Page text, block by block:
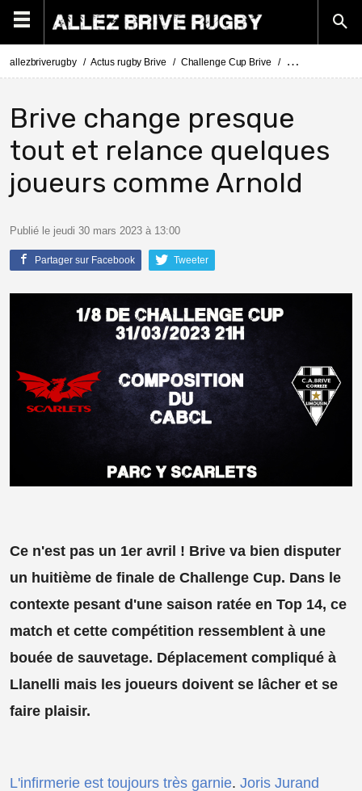
allezbriverugby Actus rugby Brive Challenge Cup Brive Challenge Cup
Brive change presque
tout et relance quelques
joueurs comme Arnold
Publié le jeudi 30 mars 2023 à 13:00
Partager sur Facebook Tweeter
Ce n'est pas un 1er avril ! Brive va bien disputer
un huitième de finale de Challenge Cup. Dans le
contexte pesant d'une saison ratée en Top 14, ce
match et cette compétition ressemblent à une
bouée de sauvetage. Déplacement compliqué à
Llanelli mais les joueurs doivent se lâcher et se
faire plaisir.
L'infirmerie est toujours très garnie. Joris Jurand